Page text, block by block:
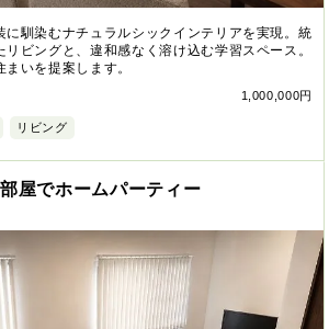
に馴染むナチュラルシックインテリアを実現。統
ビングと、違和感なく溶け込む学習スペース。
いを提案します。
1,000,000円
リビング
屋でホームパーティー